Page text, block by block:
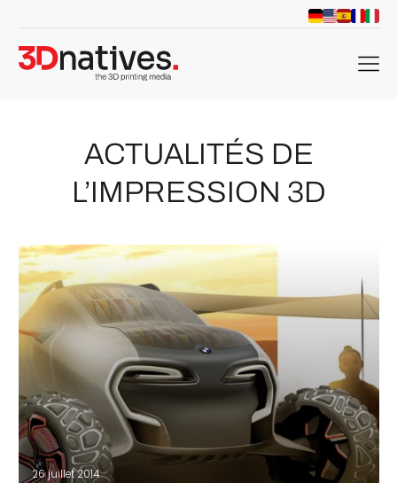
menu
ACTUALITÉS DE
L’IMPRESSION 3D
26 juillet 2014